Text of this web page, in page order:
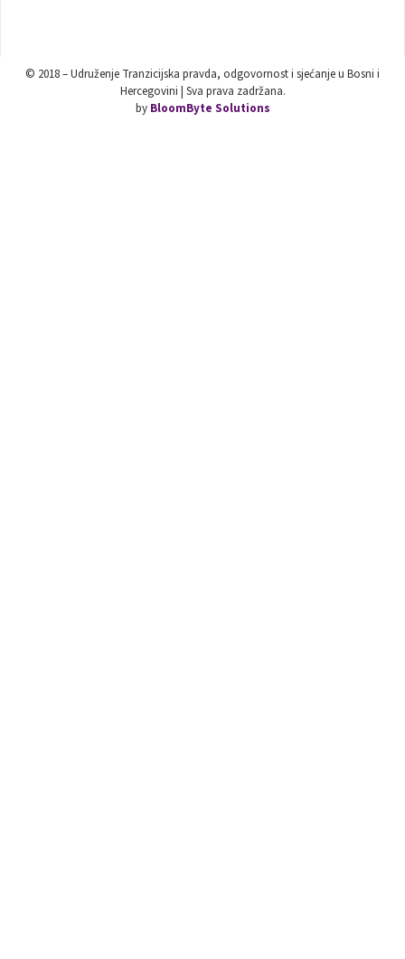
© 2018 – Udruženje Tranzicijska pravda, odgovornost i sjećanje u Bosni i
Hercegovini | Sva prava zadržana.
by BloomByte Solutions